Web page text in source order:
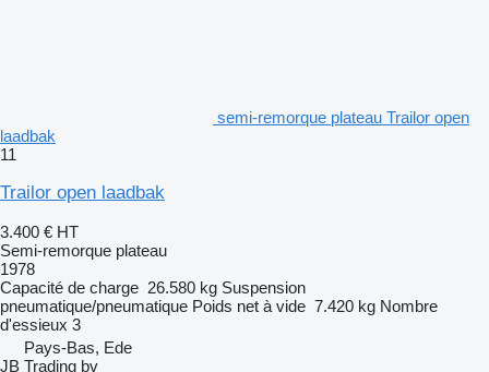
semi-remorque plateau Trailor open
laadbak
11
Trailor open laadbak
3.400 € HT
Semi-remorque plateau
1978
Capacité de charge 26.580 kg Suspension
pneumatique/pneumatique Poids net à vide 7.420 kg Nombre
d'essieux 3
Pays-Bas, Ede
JB Trading bv